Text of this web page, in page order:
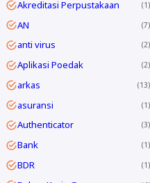
Akreditasi Perpustakaan 1
AN 7
anti virus 2
Aplikasi Poedak 2
arkas 13
asuransi 1
Authenticator 3
Bank 1
BDR 1